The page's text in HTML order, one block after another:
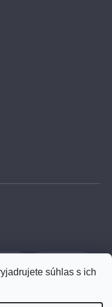
súhlas s ich